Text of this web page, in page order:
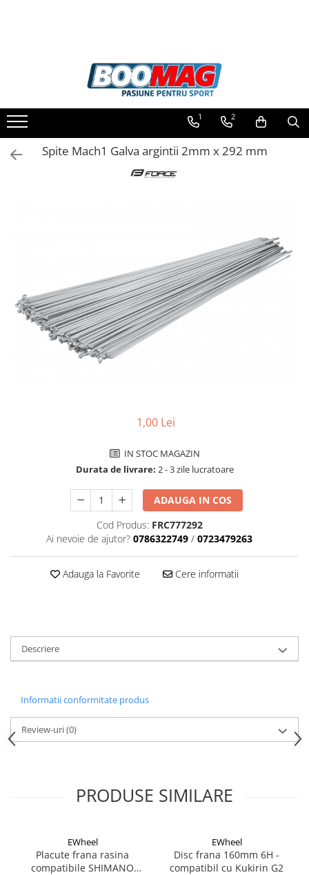
Biciclete copii
Biciclete dama
Biciclete mountain bike (MTB)
si Gravel
Accesorii biciclete
Scaun bicicleta copii
Chei si scule bicicleta
Produse intretinere bicicleta
Accesorii biciclete copii
Claxon bicicleta
Bidoane si suporti bicicleta
Suport telefon bicicleta
Oglinzi bicicleta
Suport bicicleta
Lumini bicicleta
Piese biciclete
Anvelopa bicicleta
Lant bicicleta
Mansoane si ghidolina
Ghidoane bicicleta
1 2
Spite Mach1 Galva argintii 2mm x 292 mm
1,00 Lei
IN STOC MAGAZIN
Durata de livrare: 2 - 3 zile lucratoare
ADAUGA IN COS
Cod Produs: FRC777292
Ai nevoie de ajutor? 0786322749 / 0723479263
Adauga la Favorite Cere informatii
Descriere
Informatii conformitate produs
Review-uri(0)
PRODUSE SIMILARE
EWheel
Placute frana rasina
compatibile SHIMANO
EWheel
Disc frana 160mm 6H -
compatibil cu Kukirin G2